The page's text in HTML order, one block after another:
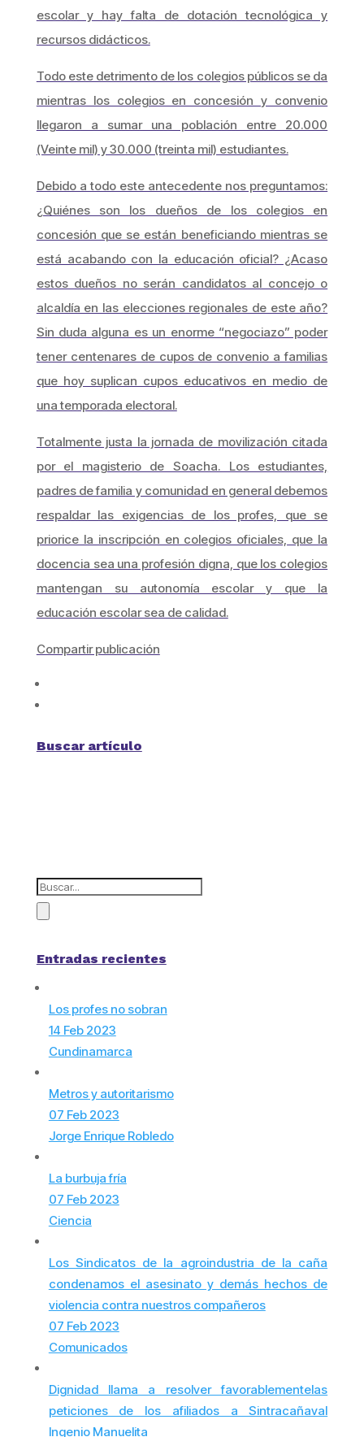
escolar y hay falta de dotación tecnológica y
recursos didácticos.
Todo este detrimento de los colegios públicos se da
mientras los colegios en concesión y convenio
llegaron a sumar una población entre 20.000
(Veinte mil) y 30.000 (treinta mil) estudiantes.
Debido a todo este antecedente nos preguntamos:
¿Quiénes son los dueños de los colegios en
concesión que se están beneficiando mientras se
está acabando con la educación oficial? ¿Acaso
estos dueños no serán candidatos al concejo o
alcaldía en las elecciones regionales de este año?
Sin duda alguna es un enorme “negociazo” poder
tener centenares de cupos de convenio a familias
que hoy suplican cupos educativos en medio de
una temporada electoral.
Totalmente justa la jornada de movilización citada
por el magisterio de Soacha. Los estudiantes,
padres de familia y comunidad en general debemos
respaldar las exigencias de los profes, que se
priorice la inscripción en colegios oficiales, que la
docencia sea una profesión digna, que los colegios
mantengan su autonomía escolar y que la
educación escolar sea de calidad.
Compartir publicación
Buscar artículo
Entradas recientes
Los profes no sobran
14 Feb 2023
Cundinamarca
Metros y autoritarismo
07 Feb 2023
Jorge Enrique Robledo
La burbuja fría
07 Feb 2023
Ciencia
Los Sindicatos de la agroindustria de la caña
condenamos el asesinato y demás hechos de
violencia contra nuestros compañeros
07 Feb 2023
Comunicados
Dignidad llama a resolver favorablementelas
peticiones de los afiliados a Sintracañaval
Ingenio Manuelita